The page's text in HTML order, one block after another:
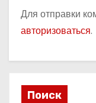
Для отправки
авторизоваться.
Поиск